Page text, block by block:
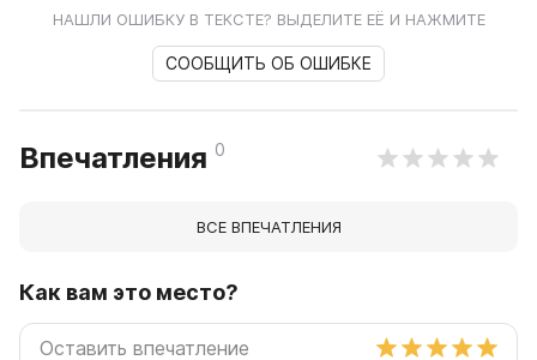
НАШЛИ ОШИБКУ В ТЕКСТЕ? ВЫДЕЛИТЕ ЕЁ И НАЖМИТЕ
СООБЩИТЬ ОБ ОШИБКЕ
Впечатления 0
ВСЕ ВПЕЧАТЛЕНИЯ
Как вам это место?